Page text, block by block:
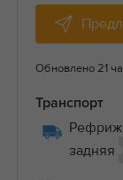
Обновлено 21
Транспорт
задняя